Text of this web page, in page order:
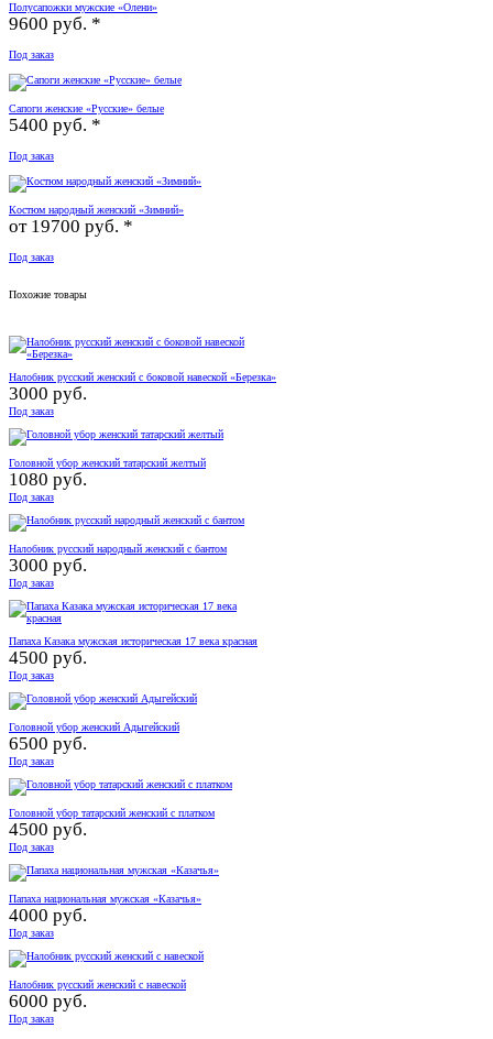
Полусапожки мужские «Олени»
9600 руб. *
Под заказ
Сапоги женские «Русские» белые
5400 руб. *
Под заказ
Костюм народный женский «Зимний»
от 19700 руб. *
Под заказ
Похожие товары
Налобник русский женский с боковой навеской «Березка»
3000 руб.
Под заказ
Головной убор женский татарский желтый
1080 руб.
Под заказ
Налобник русский народный женский с бантом
3000 руб.
Под заказ
Папаха Казака мужская историческая 17 века красная
4500 руб.
Под заказ
Головной убор женский Адыгейский
6500 руб.
Под заказ
Головной убор татарский женский с платком
4500 руб.
Под заказ
Папаха национальная мужская «Казачья»
4000 руб.
Под заказ
Налобник русский женский с навеской
6000 руб.
Под заказ